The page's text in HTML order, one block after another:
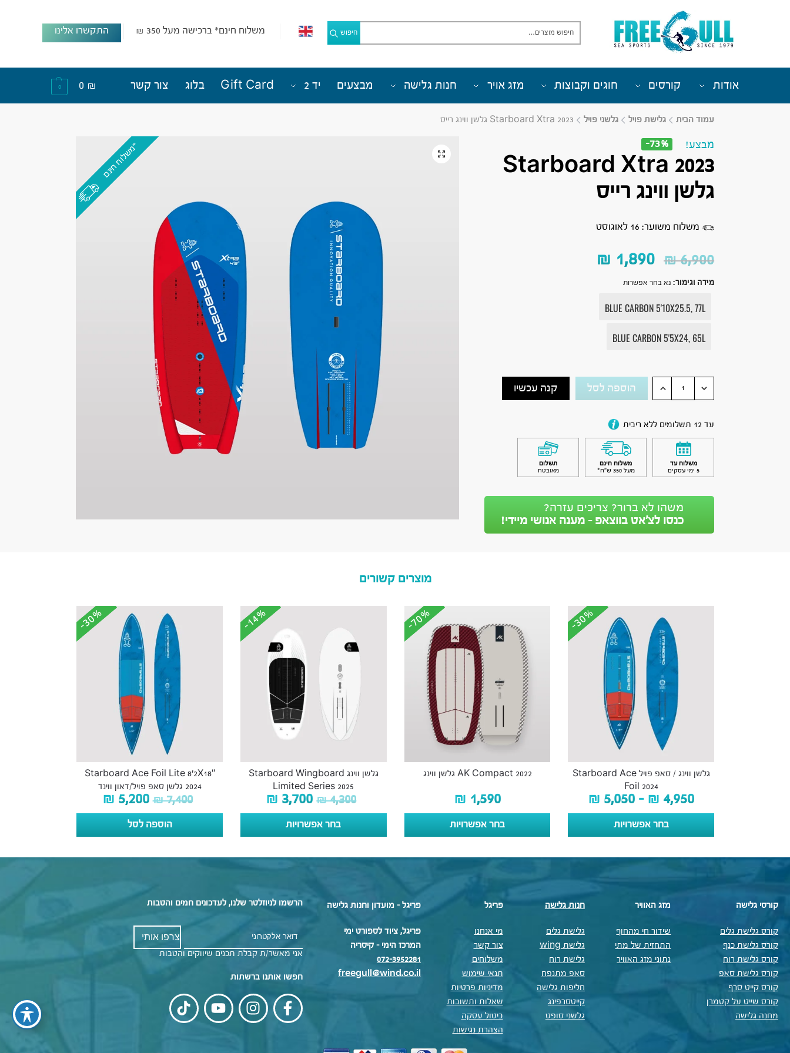
חיפוש משלוח חינם* ברכישה מעל 350 ₪ התקשרו אלינו
אודות קורסים חוגים וקבוצות מזג אויר חנות גלישה מבצעים יד 2 Gift Card בלוג צור קשר ₪
0
עמוד הבית גלישת פויל גלשני פויל Starboard Xtra 2023 גלשן ווינג רייס
מבצע! -73%
Starboard Xtra 2023
גלשן ווינג רייס
משלוח משוער: 16 לאוגוסט
₪6,900
₪ 1,890
מידה וגימור: נא בחר אפשרות
BLUE CARBON 5'10X25.5, 77L
BLUE CARBON 5'5X24, 65L
הוספה לסל קנה עכשיו
עד 12 תשלומים ללא ריבית
משלוח עד
5 ימי עסקים
משלוח חינם
מעל 350 ש״ח*
תשלום
מאובטח
משהו לא ברור? צריכים עזרה?
כנסו לצ’אט בווצאפ - מענה אנושי מיידי!
מוצרים קשורים
-30%
-30%
גלשן ווינג / סאפ פויל Starboard Ace
Foil 2024
₪ 4,950
–
₪ 5,050
בחר אפשרויות
-70%
-70%
AK Compact 2022 גלשן ווינג
₪ 1,590
בחר אפשרויות
-14%
-14%
גלשן ווינג Starboard Wingboard
Limited Series 2025
₪4,300
₪ 3,700
בחר אפשרויות
-30%
-30%
Starboard Ace Foil Lite 8’2X18″
2024 גלשן סאפ פויל/דאון ווינד
₪7,400
₪ 5,200
הוספה לסל
קורסי גלישה
קורס גלישת גלים
קורס גלישת כנף
קורס גלישת רוח
קורס גלישת סאפ
קורס קייט סרף
קורס שייט על קטמרן
מחנה גלישה
מזג האוויר
שידור חי מהחוף
התחזית של מתי
נתוני מזג האוויר
חנות גלישה
גלישת גלים
גלישת wing
גלישת רוח
סאפ מתנפח
חליפות גלישה
קייטסרפינג
גלשני סופט
פריגל
מי אנחנו
צור קשר
משלוחים
תנאי שימוש
מדיניות פרטיות
שאלות ותשובות
ביטול עסקה
הצהרת נגישות
פריגל - מועדון וחנות גלישה
פריגל, ציוד לספורט ימי
המרכז הימי – קיסריה
072-3952281
freegull@wind.co.il
הרשמו לניוזלטר שלנו, לעדכונים חמים והטבות
אני מאשר/ת קבלת תכנים שיווקים והטבות
חפשו אותנו ברשתות